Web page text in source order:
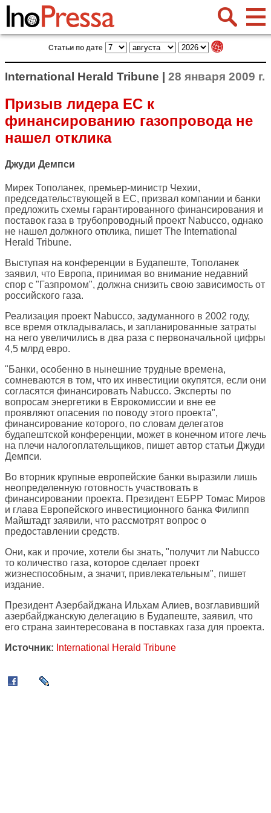
Статьи по дате
International Herald Tribune | 28 января 2009 г.
Призыв лидера ЕС к
финансированию газопровода не
нашел отклика
Джуди Демпси
Мирек Тополанек, премьер-министр Чехии,
председательствующей в ЕС, призвал компании и банки
предложить схемы гарантированного финансирования и
поставок газа в трубопроводный проект Nabucco, однако
не нашел должного отклика, пишет The International
Herald Tribune.
Выступая на конференции в Будапеште, Тополанек
заявил, что Европа, принимая во внимание недавний
спор с "Газпромом", должна снизить свою зависимость от
российского газа.
Реализация проект Nabucco, задуманного в 2002 году,
все время откладывалась, и запланированные затраты
на него увеличились в два раза с первоначальной цифры
4,5 млрд евро.
"Банки, особенно в нынешние трудные времена,
сомневаются в том, что их инвестиции окупятся, если они
согласятся финансировать Nabucco. Эксперты по
вопросам энергетики в Еврокомиссии и вне ее
проявляют опасения по поводу этого проекта",
финансирование которого, по словам делегатов
будапештской конференции, может в конечном итоге лечь
на плечи налогоплательщиков, пишет автор статьи Джуди
Демпси.
Во вторник крупные европейские банки выразили лишь
неопределенную готовность участвовать в
финансировании проекта. Президент ЕБРР Томас Миров
и глава Европейского инвестиционного банка Филипп
Майштадт заявили, что рассмотрят вопрос о
предоставлении средств.
Они, как и прочие, хотели бы знать, "получит ли Nabucco
то количество газа, которое сделает проект
жизнеспособным, а значит, привлекательным", пишет
издание.
Президент Азербайджана Ильхам Алиев, возглавивший
азербайджанскую делегацию в Будапеште, заявил, что
его страна заинтересована в поставках газа для проекта.
Источник: International Herald Tribune